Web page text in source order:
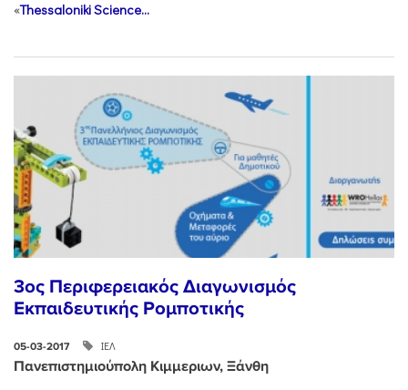
«Thessaloniki Science...
3ος Περιφερειακός Διαγωνισμός
Εκπαιδευτικής Ρομποτικής
05-03-2017 ΙΕΛ
Πανεπιστημιούπολη Κιμμεριων, Ξάνθη